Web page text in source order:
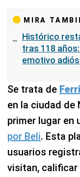
MIRA
Histórico
tras 118
emotivo adiós
Se trata de
en la ciudad de
primer lugar en
por Beli. Esta
usuarios
visitan, calificar